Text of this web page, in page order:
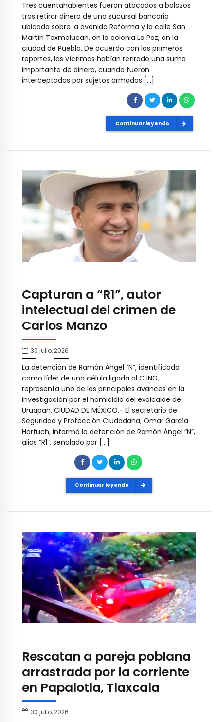
Tres cuentahabientes fueron atacados a balazos
tras retirar dinero de una sucursal bancaria
ubicada sobre la avenida Reforma y la calle San
Martín Texmelucan, en la colonia La Paz, en la
ciudad de Puebla. De acuerdo con los primeros
reportes, las víctimas habían retirado una suma
importante de dinero, cuando fueron
interceptadas por sujetos armados […]
Continuar leyendo
Capturan a “R1”, autor
intelectual del crimen de
Carlos Manzo
30 julio, 2026
La detención de Ramón Ángel “N”, identificado
como líder de una célula ligada al CJNG,
representa uno de los principales avances en la
investigación por el homicidio del exalcalde de
Uruapan. CIUDAD DE MÉXICO.- El secretario de
Seguridad y Protección Ciudadana, Omar García
Harfuch, informó la detención de Ramón Ángel “N”,
alias “R1”, señalado por […]
Continuar leyendo
Rescatan a pareja poblana
arrastrada por la corriente
en Papalotla, Tlaxcala
30 julio, 2026